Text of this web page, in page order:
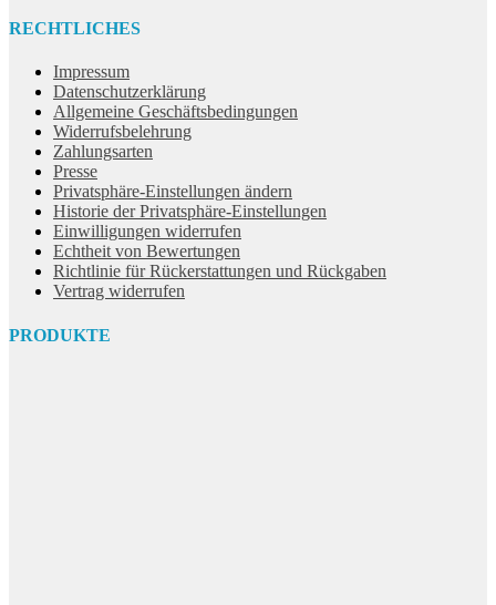
RECHTLICHES
Impressum
Datenschutzerklärung
Allgemeine Geschäftsbedingungen
Widerrufsbelehrung
Zahlungsarten
Presse
Privatsphäre-Einstellungen ändern
Historie der Privatsphäre-Einstellungen
Einwilligungen widerrufen
Echtheit von Bewertungen
Richtlinie für Rückerstattungen und Rückgaben
Vertrag widerrufen
PRODUKTE